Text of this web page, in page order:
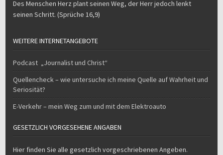
Des Menschen Herz plant seinen Weg, der Herr jedoch lenkt
seinen Schritt. (Sprüche 16,9)
WEITERE INTERNETANGEBOTE
Podcast „Journalist und Christ“
Quellencheck – wie untersuche ich meine Quelle auf Wahrheit und
Seriosität?
E-Verkehr – mein Weg zum und mit dem Elektroauto
GESETZLICH VORGESEHENE ANGABEN
Hier finden Sie alle gesetzlich vorgeschriebenen Angeben.